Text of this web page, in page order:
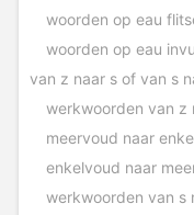
woorden op eau
woorden op eau
van z naar s of van s
werkwoorden van z
werkwoorden van s